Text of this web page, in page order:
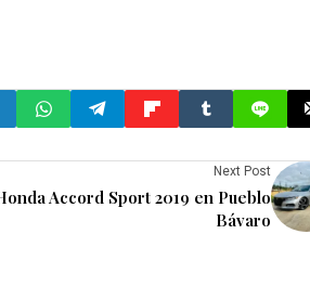
Next Post
Accord Sport 2019 en Pueblo
Bávaro